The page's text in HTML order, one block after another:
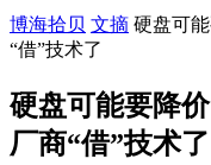
博海拾贝 文摘 硬盘可
“借”技术了
硬盘可能要降
厂商“借”技术了